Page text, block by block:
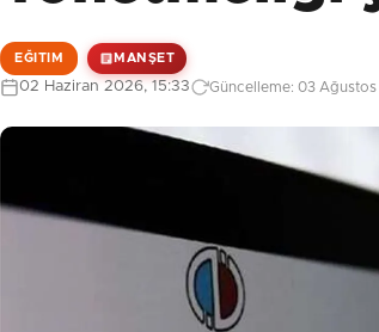
EĞITIM MANŞET
02 Haziran 2026, 15:33 Güncelleme: 03